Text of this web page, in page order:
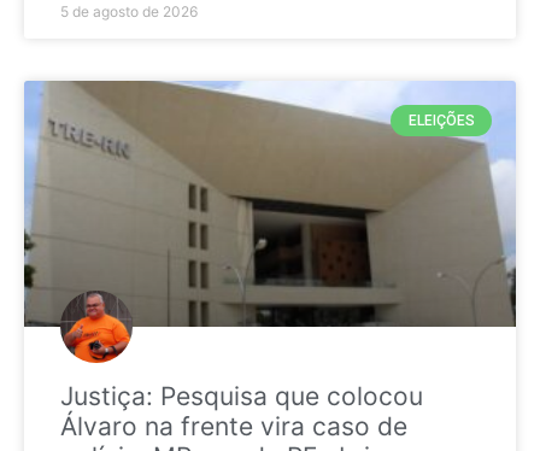
5 de agosto de 2026
ELEIÇÕES
Justiça: Pesquisa que colocou
Álvaro na frente vira caso de